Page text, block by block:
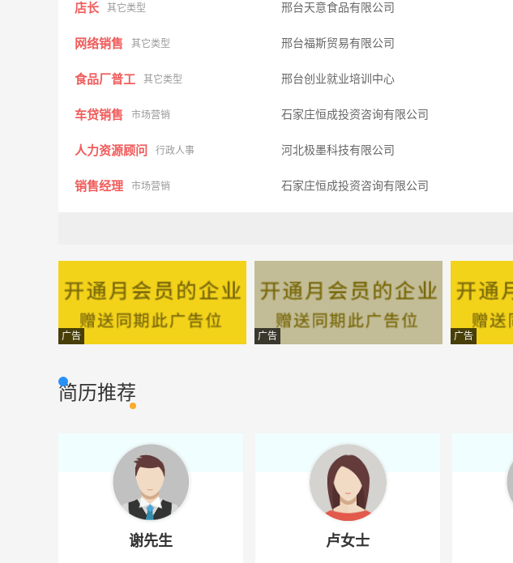
店长 其它类型 邢台天意食品有限公司
网络销售 其它类型 邢台福斯贸易有限公司
食品厂普工 其它类型 邢台创业就业培训中心
车贷销售 市场营销 石家庄恒成投资咨询有限公司
人力资源顾问 行政人事 河北极墨科技有限公司
销售经理 市场营销 石家庄恒成投资咨询有限公司
网络推广 电脑网络 河北盛和网络信息服务有限公司
电气焊 二保焊 其它类型 邢台天元星食品设备有限公司
审计 财会审计
园林预算员 其他类型 河北华天环保园林工程有限公司
外贸专员 市场营销 南宫市汇海皮草制品有限公司
行政人事 石家庄勤领环保科技有限公司
广告 广告 广告
简历推荐
谢先生 卢女士